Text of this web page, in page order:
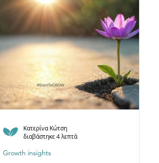
Growth insights
Κατερίνα Κώτση
διαβάστηκε 4 λεπτά